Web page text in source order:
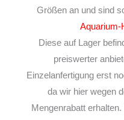
Größen an und sind
Aquarium-
Diese auf Lager
preiswerter
Einzelanfertigung erst
da wir hier wegen
Mengenrabatt